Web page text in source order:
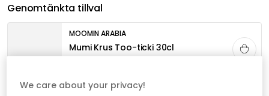
Genomtänkta tillval
MOOMIN ARABIA
Mumi Krus Too-ticki 30cl
We care about your privacy!